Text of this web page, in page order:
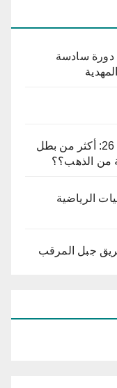
دورة سادسة
الألعاب المتوسطية تارنتو إيطاليا أوت 26: أكثر من بطل
من الذهب؟؟
الرياضية
جبل المرقب